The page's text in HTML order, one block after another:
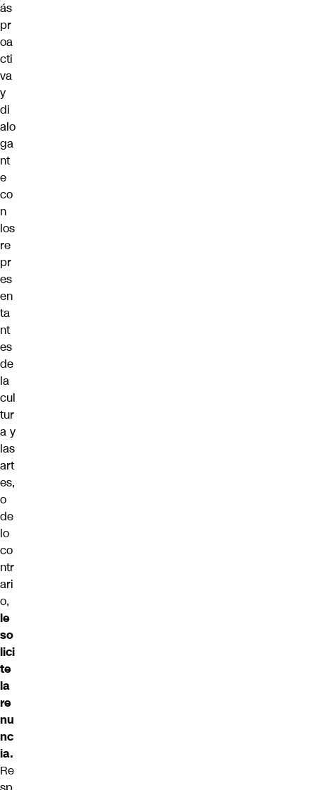
ás
pr
oa
cti
va
y
di
alo
ga
nt
e
co
n
los
re
pr
es
en
ta
nt
es
de
la
cul
tur
a y
las
art
es,
o
de
lo
co
ntr
ari
o,
le
so
lici
te
la
re
nu
nc
ia.
Re